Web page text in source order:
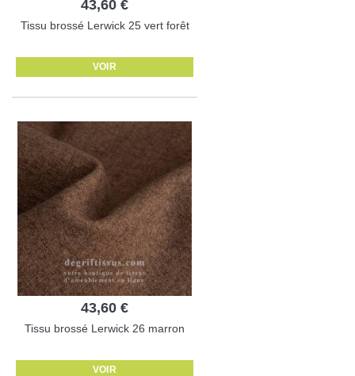
43,60 €
Tissu brossé Lerwick 25 vert forêt
VOIR
43,60 €
Tissu brossé Lerwick 26 marron
VOIR